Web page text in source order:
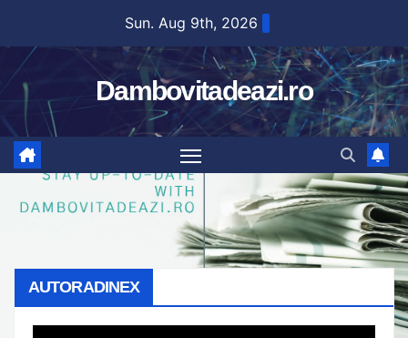
content
Sun. Aug 9th, 2026
Dambovitadeazi.ro
AUTORADINEX